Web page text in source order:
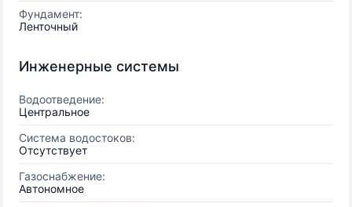
Фундамент:
Ленточный
Инженерные системы
Водоотведение:
Центральное
Система водостоков:
Отсутствует
Газоснабжение:
Автономное